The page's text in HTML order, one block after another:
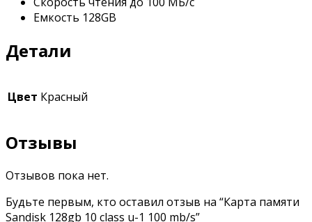
Емкость 128GB
Детали
Цвет Красный
Отзывы
Отзывов пока нет.
Будьте первым, кто оставил отзыв на “Карта памяти
Sandisk 128gb 10 class u-1 100 mb/s”